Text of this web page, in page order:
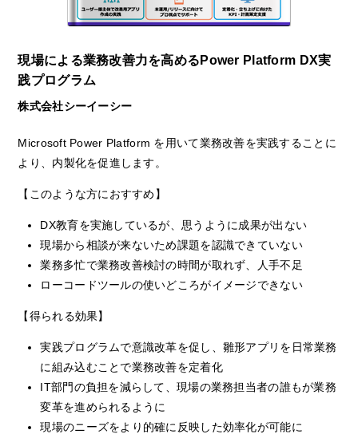
現場による業務改善力を高めるPower Platform DX実
践プログラム
株式会社シーイーシー
Microsoft Power Platform を用いて業務改善を実践することに
より、内製化を促進します。
【このような方におすすめ】
DX教育を実施しているが、思うように成果が出ない
現場から相談が来ないため課題を認識できていない
業務多忙で業務改善検討の時間が取れず、人手不足
ローコードツールの使いどころがイメージできない
【得られる効果】
実践プログラムで意識改革を促し、雛形アプリを日常業務
に組み込むことで業務改善を定着化
IT部門の負担を減らして、現場の業務担当者の誰もが業務
変革を進められるように
現場のニーズをより的確に反映した効率化が可能に